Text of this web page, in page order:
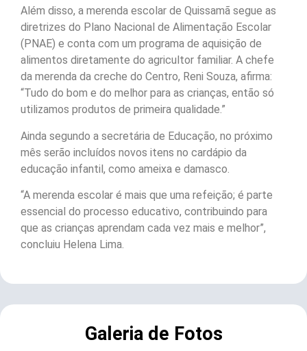
Além disso, a merenda escolar de Quissamã segue as
diretrizes do Plano Nacional de Alimentação Escolar
(PNAE) e conta com um programa de aquisição de
alimentos diretamente do agricultor familiar. A chefe
da merenda da creche do Centro, Reni Souza, afirma:
“Tudo do bom e do melhor para as crianças, então só
utilizamos produtos de primeira qualidade.”
Ainda segundo a secretária de Educação, no próximo
mês serão incluídos novos itens no cardápio da
educação infantil, como ameixa e damasco.
“A merenda escolar é mais que uma refeição; é parte
essencial do processo educativo, contribuindo para
que as crianças aprendam cada vez mais e melhor”,
concluiu Helena Lima.
Galeria de Fotos